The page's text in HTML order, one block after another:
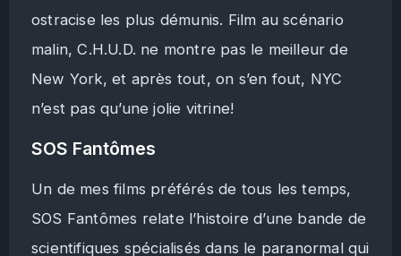
ostracise les plus démunis. Film au scénario
malin, C.H.U.D. ne montre pas le meilleur de
New York, et après tout, on s’en fout, NYC
n’est pas qu’une jolie vitrine!
SOS Fantômes
Un de mes films préférés de tous les temps,
SOS Fantômes relate l’histoire d’une bande de
scientifiques spécialisés dans le paranormal qui